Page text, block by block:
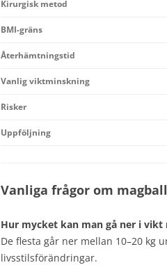
Kirurgisk metod
BMI-gräns
Återhämtningstid
Vanlig viktminskning
Risker
Uppföljning
Vanliga frågor om
Hur mycket kan man gå ner i vikt
De flesta går ner mellan 10–20 kg
livsstilsförändringar.